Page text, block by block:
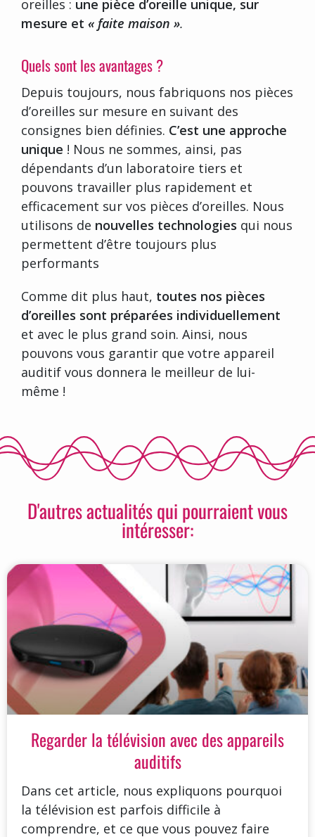
oreilles : une pièce d’oreille unique, sur
mesure et « faite maison ».
Quels sont les avantages ?
Depuis toujours, nous fabriquons nos pièces
d’oreilles sur mesure en suivant des
consignes bien définies. C’est une approche
unique ! Nous ne sommes, ainsi, pas
dépendants d’un laboratoire tiers et
pouvons travailler plus rapidement et
efficacement sur vos pièces d’oreilles. Nous
utilisons de nouvelles technologies qui nous
permettent d’être toujours plus
performants
Comme dit plus haut, toutes nos pièces
d’oreilles sont préparées individuellement
et avec le plus grand soin. Ainsi, nous
pouvons vous garantir que votre appareil
auditif vous donnera le meilleur de lui-
même !
D'autres actualités qui pourraient vous
intéresser:
Regarder la télévision avec des appareils
auditifs
Dans cet article, nous expliquons pourquoi
la télévision est parfois difficile à
comprendre, et ce que vous pouvez faire